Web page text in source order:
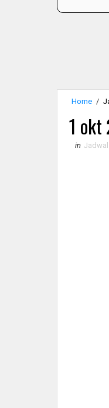
Home /
1 okt
in Jadwal